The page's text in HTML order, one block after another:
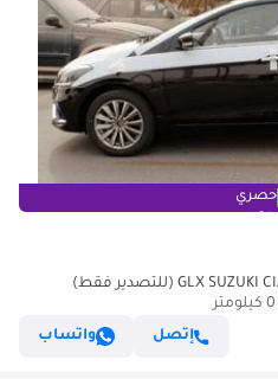
حصري
0 كيلومتر
إتصل
واتساب